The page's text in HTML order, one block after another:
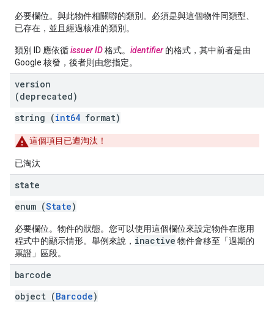
必要欄位。與此物件相關聯的類別。必須是與這個物件同類型、
已存在，並且經過核准的類別。
類別 ID 應依循issuer ID格式。 identifier 的格式，其中前者是由
Google 核發，後者則由您指定。
version
(deprecated)
string (int64 format)
這個項目已遭淘汰！
已淘汰
state
enum (State)
必要欄位。物件的狀態。您可以使用這個欄位來設定物件在應用
程式中的顯示情形。舉例來說， inactive 物件會移至「過期的
票證」區段。
barcode
object (Barcode)